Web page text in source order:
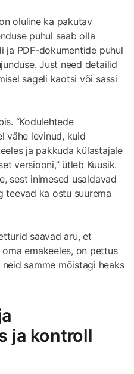
oluline ka pakutav
puhul saab olla
ja PDF-dokumentide puhul
Just need detailid
sageli kaotsi või sassi
“Kodulehtede
vähe levinud, kuid
ja pakkuda külastajale
versiooni,” ütleb Kuusik.
sest inimesed usaldavad
teevad ka ostu suurema
saavad aru, et
emakeeles, on pettus
samme mõistagi heaks
ja kontroll